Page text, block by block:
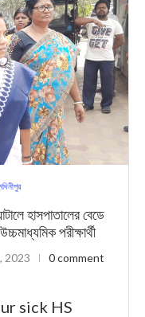
হাসপাতালের বেডে
পরীক্ষার্থী
2023 0 comment
sick HS